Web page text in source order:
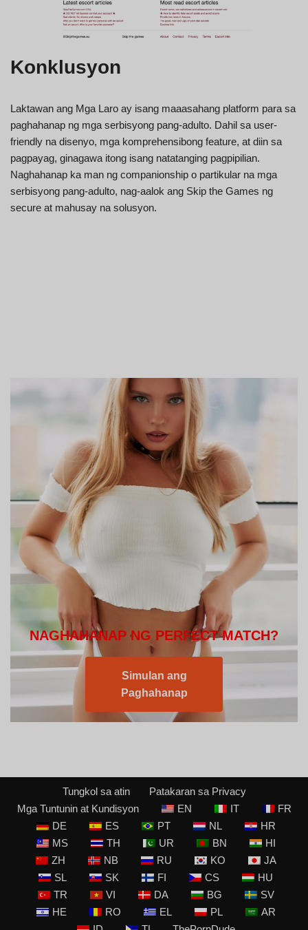
Konklusyon
Laktawan ang Mga Laro ay isang maaasahang platform para sa
paghahanap ng mga serbisyong pang-adulto. Dahil sa user-
friendly na disenyo, mga komprehensibong feature, at diin sa
pagpayag, ginagawa itong isang natatanging pagpipilian.
Naghahanap ka man ng companionship o partikular na mga
serbisyong pang-adulto, nag-aalok ang Skip the Games ng
secure at mahusay na solusyon.
NAGHAHANAP NG PERFECT MATCH?
Simulan ang
Paghahanap
Tungkol sa atin
Patakaran sa Privacy
Mga Tuntunin at Kundisyon
EN IT
FR
DE
ES PT NL
HR
MS
TH UR BN
HI
ZH
NB RU KO
JA
SL
SK FI CS
HU
TR
VI DA BG
SV
HE
RO EL PL
AR